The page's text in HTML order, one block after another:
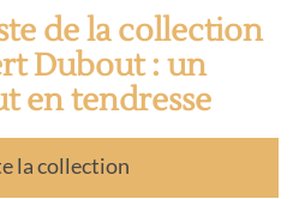
de la collection
Dubout : un
en tendresse
la collection